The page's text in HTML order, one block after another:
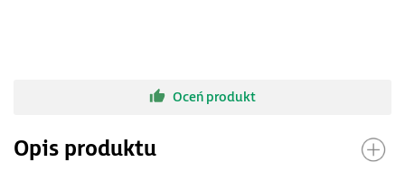
Oceń produkt
Opis produktu